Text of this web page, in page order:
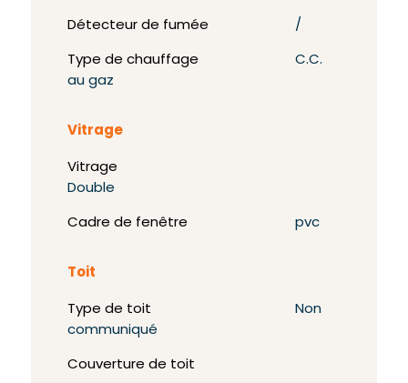
Détecteur de fumée /
Type de chauffage
C.C.
au gaz
Vitrage
Vitrage
Double
Cadre de fenêtre pvc
Toit
Type de toit
Non
communiqué
Couverture de toit